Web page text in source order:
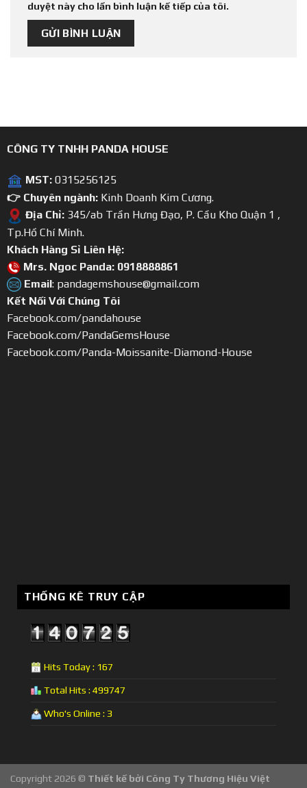
duyệt này cho lần bình luận kế tiếp của tôi.
CÔNG TY TNHH PANDA HOUSE
MST: 0315256125
👉 Chuyên ngành: Kinh Doanh Kim Cương.
Địa Chỉ:345/ab Trần Hưng Đạo, P. Cầu Kho Quận 1 ,
Tp.Hồ Chí Minh.
Khách Hàng Sỉ Liên Hệ:
Mrs. Ngoc Panda: 0918888861
Email: pandagemshouse@gmail.com
Kết Nối Với Chúng Tôi
Facebook.com/pandahouse
Facebook.com/PandaGemsHouse
Facebook.com/Panda-Moissanite-Diamond-House
THỐNG KÊ TRUY CẬP
Hits Today : 167
Total Hits : 499747
Who's Online : 3
Copyright 2026 © Thiết kế bởi Công Ty Thương Hiệu Việt